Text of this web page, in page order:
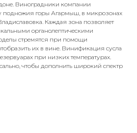
Виноградники компании
подножия горы Агармыш, в микрозонах
Каждая зона позволяет
органолептическими
стремятся при помощи
их в вине. Винификация сусла
при низких температурах.
чтобы дополнить широкий спектр